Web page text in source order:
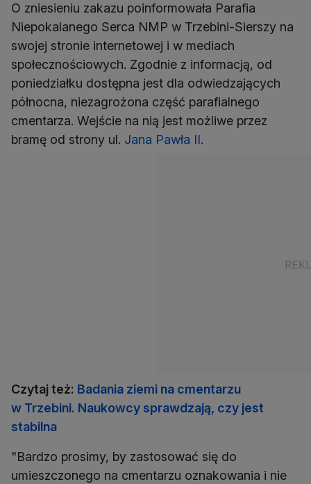
O zniesieniu zakazu poinformowała Parafia
Niepokalanego Serca NMP w Trzebini-Sierszy na
swojej stronie internetowej i w mediach
społecznościowych. Zgodnie z informacją, od
poniedziałku dostępna jest dla odwiedzających
północna, niezagrożona część parafialnego
cmentarza. Wejście na nią jest możliwe przez
bramę od strony ul. Jana Pawła II.
Czytaj też: Badania ziemi na cmentarzu
w Trzebini. Naukowcy sprawdzają, czy jest
stabilna
"Bardzo prosimy, by zastosować się do
umieszczonego na cmentarzu oznakowania i nie